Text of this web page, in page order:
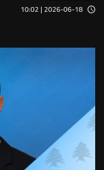
2026-06-18 | 10:02